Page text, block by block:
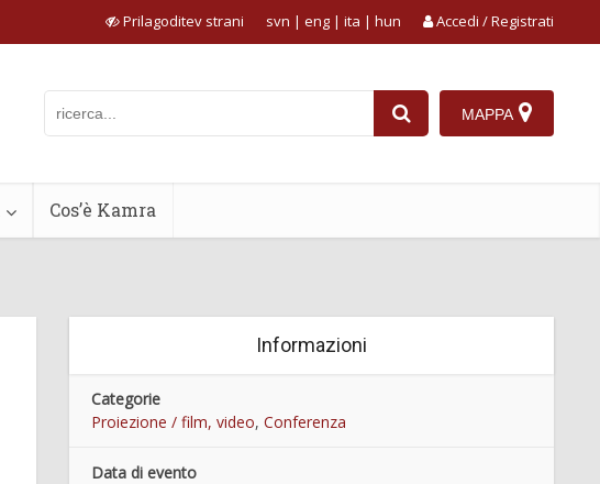
Prilagoditev strani Accedi / Registrati
svn | eng | ita | hun
MAPPA
Cos’è Kamra
Informazioni
Categorie
Proiezione / film, video, Conferenza
Data di evento